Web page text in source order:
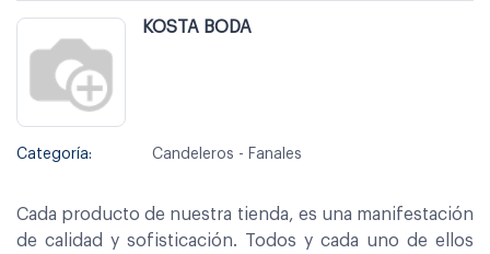
KOSTA BODA
Categoría: Candeleros - Fanales
Cada producto de nuestra tienda, es una manifestación
de calidad y sofisticación. Todos y cada uno de ellos